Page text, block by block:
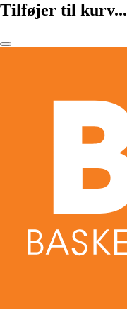
Tilføjer til kurv...